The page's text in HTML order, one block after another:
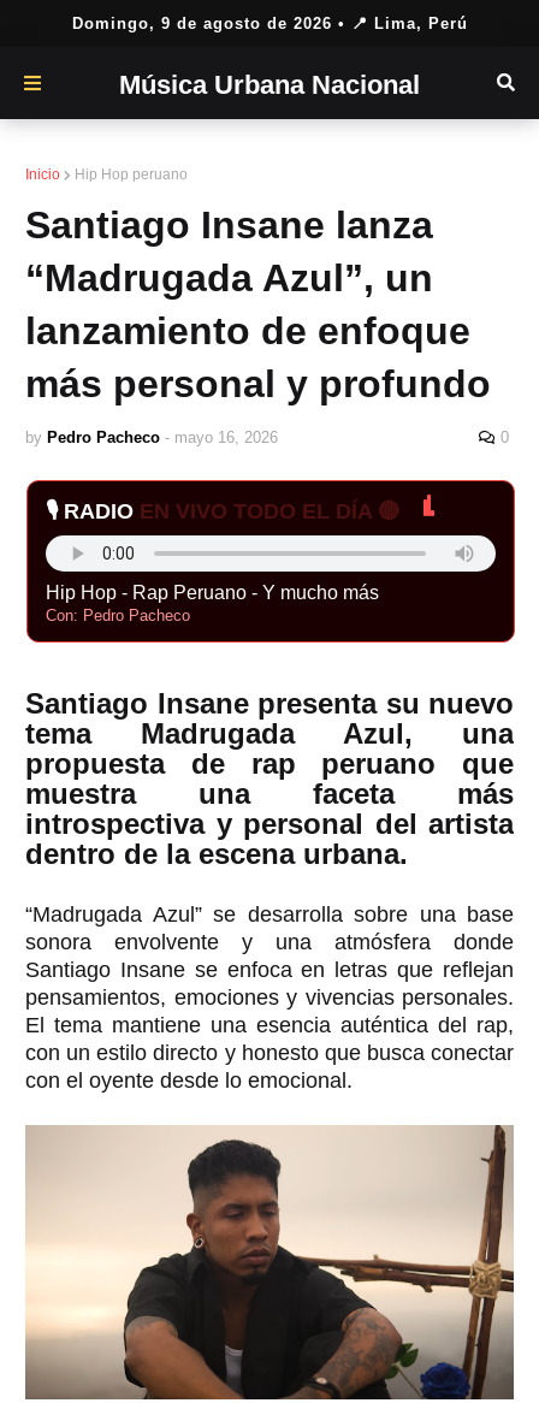
Domingo, 9 de agosto de 2026 • 📍 Lima, Perú
Música Urbana Nacional
Inicio Hip Hop peruano
Santiago Insane lanza
“Madrugada Azul”, un
lanzamiento de enfoque
más personal y profundo
by Pedro Pacheco - mayo 16, 2026 0
🎙️ RADIO EN VIVO TODO EL DÍA 🔴
Hip Hop - Rap Peruano - Y mucho más
Con: Pedro Pacheco
Santiago Insanepresenta su nuevo
tema Madrugada Azul, una
propuesta de rap peruano que
muestra una faceta más
introspectiva y personal del artista
dentro de la escena urbana.
“Madrugada Azul” se desarrolla sobre una base
sonora envolvente y una atmósfera donde
Santiago Insane se enfoca en letras que reflejan
pensamientos, emociones y vivencias personales.
El tema mantiene una esencia auténtica del rap,
con un estilo directo y honesto que busca conectar
con el oyente desde lo emocional.